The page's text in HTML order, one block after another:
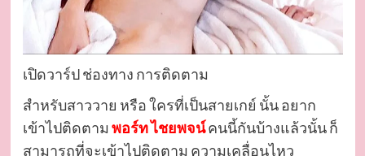
เปิดวาร์ป ช่องทาง การติดตาม
สำหรับสาววาย หรือ ใครที่เป็นสายเกย์ นั้น อยาก
เข้าไปติดตาม พอร์ท ไชยพจน์คนนี้กันบ้างแล้วนั้น ก็
สามารถที่จะเข้าไปติดตาม ความเคลื่อนไหว